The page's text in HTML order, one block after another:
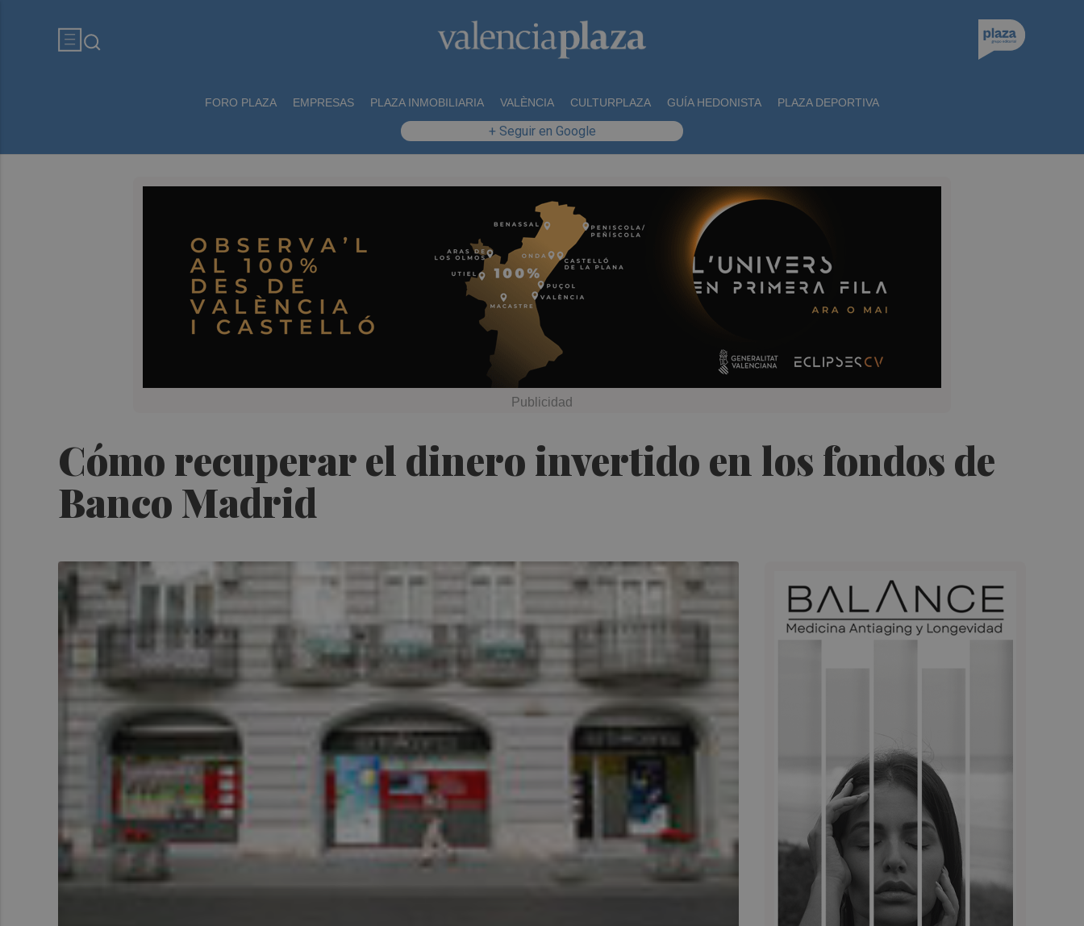
FORO PLAZA EMPRESAS PLAZA INMOBILIARIA VALÈNCIA CULTURPLAZA GUÍA HEDONISTA PLAZA DEPORTIVA
+ Seguir en Google
Cómo recuperar el dinero invertido en los fondos de
Banco Madrid